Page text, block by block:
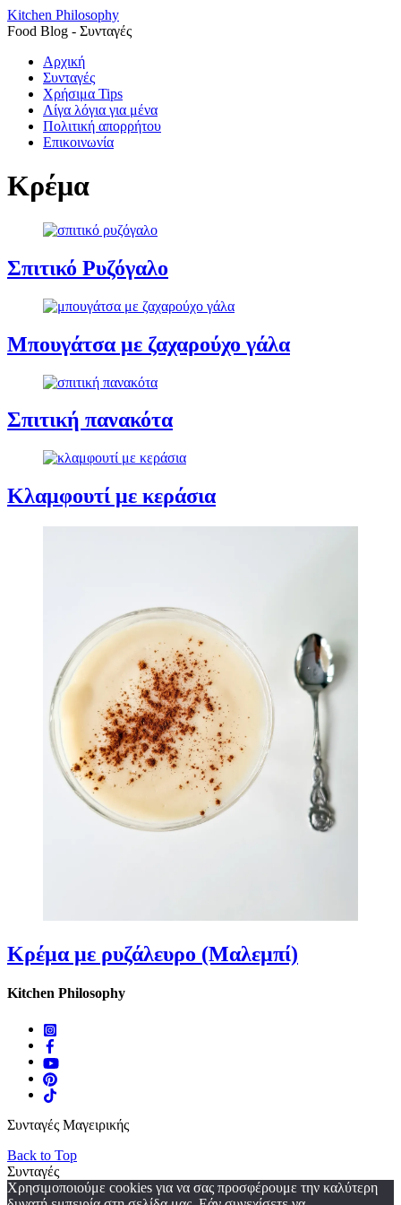
Kitchen Philosophy
Food Blog - Συνταγές
Αρχική
Συνταγές
Χρήσιμα Tips
Λίγα λόγια για μένα
Πολιτική απορρήτου
Επικοινωνία
Κρέμα
Σπιτικό Ρυζόγαλο
Μπουγάτσα με ζαχαρούχο γάλα
Σπιτική πανακότα
Κλαμφουτί με κεράσια
Κρέμα με ρυζάλευρο (Μαλεμπί)
Kitchen Philosophy
Συνταγές Μαγειρικής
Back to Top
Συνταγές
Χρησιμοποιούμε cookies για να σας προσφέρουμε την καλύτερη